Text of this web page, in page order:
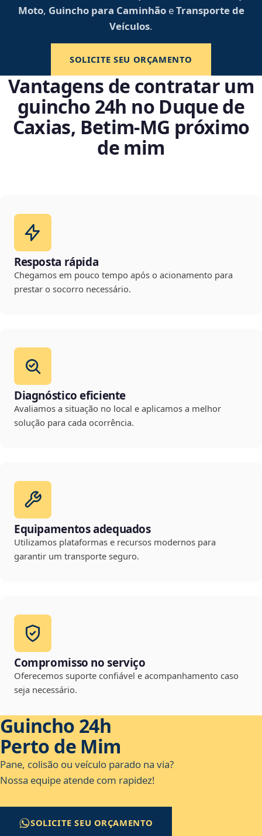
Moto, Guincho para CaminhãoeTransporte de
Veículos.
SOLICITE SEU ORÇAMENTO
Vantagens de contratar um
guincho 24h no Duque de
Caxias, Betim‑MG próximo
de mim
Resposta rápida
Chegamos em pouco tempo após o acionamento para
prestar o socorro necessário.
Diagnóstico eficiente
Avaliamos a situação no local e aplicamos a melhor
solução para cada ocorrência.
Equipamentos adequados
Utilizamos plataformas e recursos modernos para
garantir um transporte seguro.
Compromisso no serviço
Oferecemos suporte confiável e acompanhamento caso
seja necessário.
Guincho 24h
Perto de Mim
Pane, colisão ou veículo parado na via?
Nossa equipe atende com rapidez!
SOLICITE SEU ORÇAMENTO